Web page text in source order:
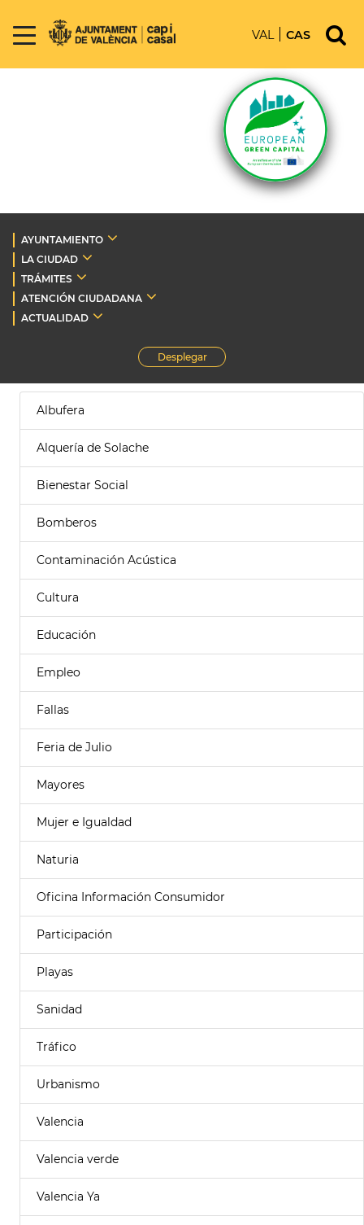
VAL CAS
AYUNTAMIENTO
LA CIUDAD
TRÁMITES
ATENCIÓN CIUDADANA
ACTUALIDAD
Desplegar
Albufera
Alquería de Solache
Bienestar Social
Bomberos
Contaminación Acústica
Cultura
Educación
Empleo
Fallas
Feria de Julio
Mayores
Mujer e Igualdad
Naturia
Oficina Información Consumidor
Participación
Playas
Sanidad
Tráfico
Urbanismo
Valencia
Valencia verde
Valencia Ya